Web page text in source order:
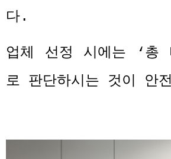
다.
업체 선정 시에는 ‘총
로 판단하시는 것이 안